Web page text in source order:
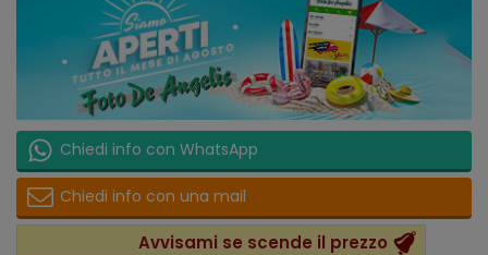
Chiedi info con WhatsApp
Chiedi info con una mail
Avvisami se scende il prezzo